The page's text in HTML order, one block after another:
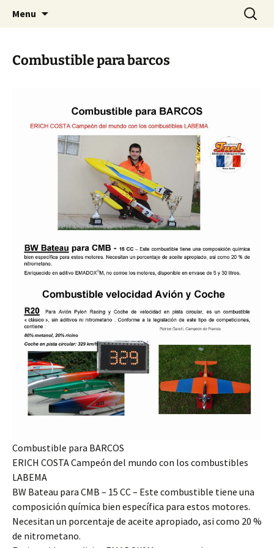
Menu
Combustible para barcos
Combustible para BARCOS
ERICH COSTA Campeón del mundo con los combustibles
LABEMA
BW Bateau para CMB – 15 CC – Este combustible tiene una
composición química bien específica para estos motores.
Necesitan un porcentaje de aceite apropiado, asi como 20 %
de nitrometano.